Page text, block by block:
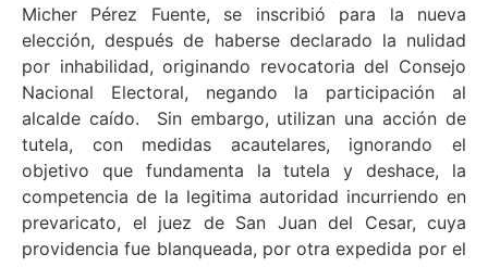
Micher Pérez Fuente, se inscribió para la nueva
elección, después de haberse declarado la nulidad
por inhabilidad, originando revocatoria del Consejo
Nacional Electoral, negando la participación al
alcalde caído. Sin embargo, utilizan una acción de
tutela, con medidas acautelares, ignorando el
objetivo que fundamenta la tutela y deshace, la
competencia de la legitima autoridad incurriendo en
prevaricato, el juez de San Juan del Cesar, cuya
providencia fue blanqueada, por otra expedida por el